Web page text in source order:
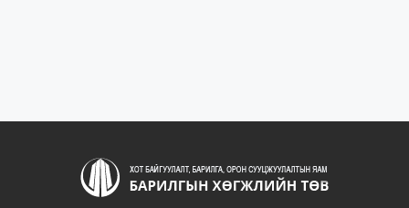
ХОТ БАЙГУУЛАЛТЫН ТУХАЙ ХУУЛИЙН